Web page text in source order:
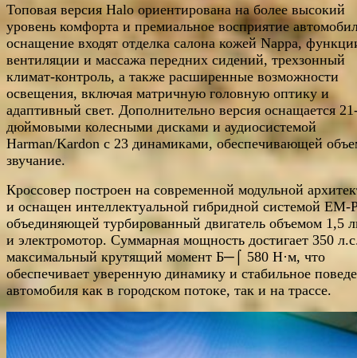
Топовая версия Halo ориентирована на более высокий
уровень комфорта и премиальное восприятие
оснащение входят отделка салона кожей Nappa,
вентиляции и массажа передних сидений, трехзонный
климат-контроль, а также расширенные возможности
освещения, включая матричную головную оптику и
адаптивный свет. Дополнительно версия оснащается
дюймовыми колесными дисками и аудиосистемой
Harman/Kardon с 23 динамиками, обеспечивающей
звучание.
Кроссовер построен на современной модульной
и оснащен интеллектуальной гибридной системой EM-
объединяющей турбированный двигатель объемом 1,5
и электромотор. Суммарная мощность достигает 350
максимальный крутящий момент Б─⌠ 580 Н·м, что
обеспечивает уверенную динамику и стабильное
автомобиля как в городском потоке, так и на трассе.